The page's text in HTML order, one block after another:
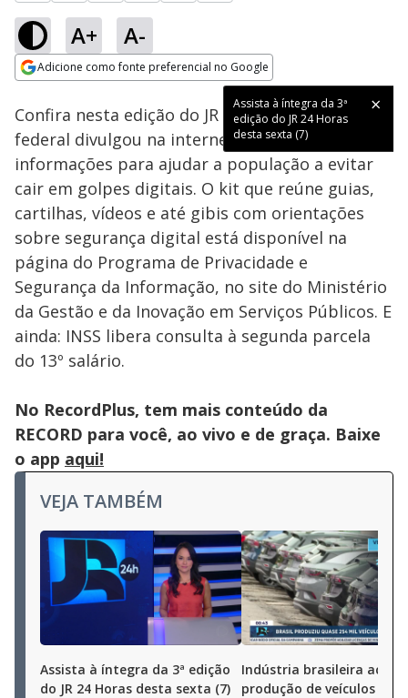
A+ A-
Adicione como fonte preferencial no Google
Assista à íntegra da 3ª
edição do JR 24 Horas
desta sexta (7)
Ativar
:
39.04%
Confira nesta edição do JR 24 Horas: O governo
federal divulgou na internet um kit com
informações para ajudar a população a evitar
cair em golpes digitais. O kit que reúne guias,
cartilhas, vídeos e até gibis com orientações
sobre segurança digital está disponível na
página do Programa de Privacidade e
Segurança da Informação, no site do Ministério
da Gestão e da Inovação em Serviços Públicos. E
ainda: INSS libera consulta à segunda parcela
do 13º salário.
No RecordPlus, tem mais conteúdo da
RECORD para você, ao vivo e de graça. Baixe
o app aqui!
VEJA TAMBÉM
Assista à íntegra da 3ª edição
do JR 24 Horas desta sexta (7)
Indústria brasileira
produção de veículos